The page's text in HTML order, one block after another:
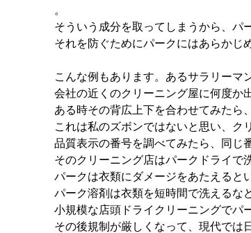
。
そういう成分を取ってしまうから、パ
それを防ぐためにパークにはあらかじ
こんな例もあります。あるサラリーマ
会社の近くのクリーニング屋に何度か
ある時その背広上下を合わせてみたら
これは私のズボンではないと思い、ク
品質表示の番号を調べてみたら、同じ
そのクリーニング店はパークドライで
パークは衣類にダメージをあたえると
パーク溶剤は衣類を短時間で洗えるな
小規模な店頭ドライクリーニングでパ
その後規制が厳しくなって、現代では